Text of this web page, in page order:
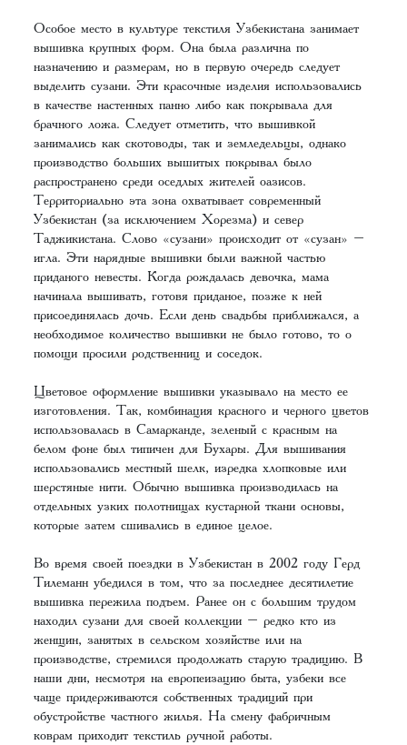
Особое место в культуре текстиля Узбекистана занимает
вышивка крупных форм. Она была различна по
назначению и размерам, но в первую очередь следует
выделить сузани. Эти красочные изделия использовались
в качестве настенных панно либо как покрывала для
брачного ложа. Следует отметить, что вышивкой
занимались как скотоводы, так и земледельцы, однако
производство больших вышитых покрывал было
распространено среди оседлых жителей оазисов.
Территориально эта зона охватывает современный
Узбекистан (за исключением Хорезма) и север
Таджикистана. Слово «сузани» происходит от «сузан» –
игла. Эти нарядные вышивки были важной частью
приданого невесты. Когда рождалась девочка, мама
начинала вышивать, готовя приданое, позже к ней
присоединялась дочь. Если день свадьбы приближался, а
необходимое количество вышивки не было готово, то о
помощи просили родственниц и соседок.
Цветовое оформление вышивки указывало на место ее
изготовления. Так, комбинация красного и черного цветов
использовалась в Самарканде, зеленый с красным на
белом фоне был типичен для Бухары. Для вышивания
использовались местный шелк, изредка хлопковые или
шерстяные нити. Обычно вышивка производилась на
отдельных узких полотнищах кустарной ткани основы,
которые затем сшивались в единое целое.
Во время своей поездки в Узбекистан в 2002 году Герд
Тилеманн убедился в том, что за последнее десятилетие
вышивка пережила подъем. Ранее он с большим трудом
находил сузани для своей коллекции – редко кто из
женщин, занятых в сельском хозяйстве или на
производстве, стремился продолжать старую традицию. В
наши дни, несмотря на европеизацию быта, узбеки все
чаще придерживаются собственных традиций при
обустройстве частного жилья. На смену фабричным
коврам приходит текстиль ручной работы.